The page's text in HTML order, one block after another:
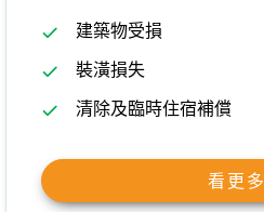
建築物受損
裝潢損失
清除及臨時住宿補償
看更多